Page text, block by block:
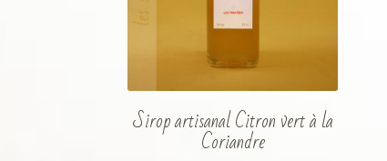
Sirop artisanal Citron vert à la
Coriandre